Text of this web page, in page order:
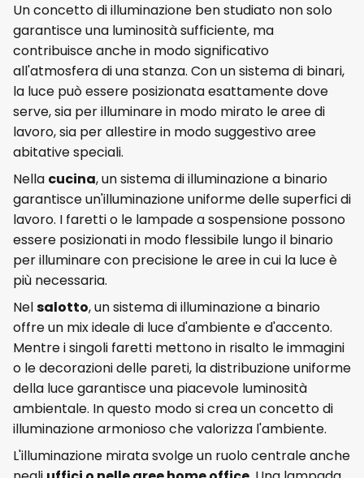
Un concetto di illuminazione ben studiato non solo
garantisce una luminosità sufficiente, ma
contribuisce anche in modo significativo
all'atmosfera di una stanza. Con un sistema di binari,
la luce può essere posizionata esattamente dove
serve, sia per illuminare in modo mirato le aree di
lavoro, sia per allestire in modo suggestivo aree
abitative speciali.
Nella cucina, un sistema di illuminazione a binario
garantisce un'illuminazione uniforme delle superfici di
lavoro. I faretti o le lampade a sospensione possono
essere posizionati in modo flessibile lungo il binario
per illuminare con precisione le aree in cui la luce è
più necessaria.
Nelsalotto, un sistema di illuminazione a binario
offre un mix ideale di luce d'ambiente e d'accento.
Mentre i singoli faretti mettono in risalto le immagini
o le decorazioni delle pareti, la distribuzione uniforme
della luce garantisce una piacevole luminosità
ambientale. In questo modo si crea un concetto di
illuminazione armonioso che valorizza l'ambiente.
L'illuminazione mirata svolge un ruolo centrale anche